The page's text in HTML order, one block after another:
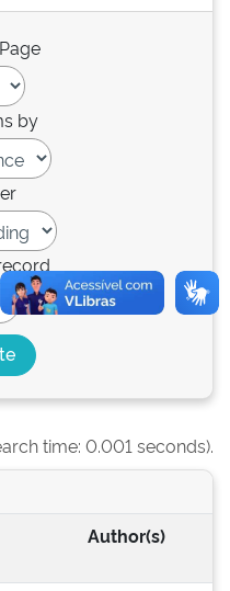
by
time: 0.001 seconds).
Author(s)